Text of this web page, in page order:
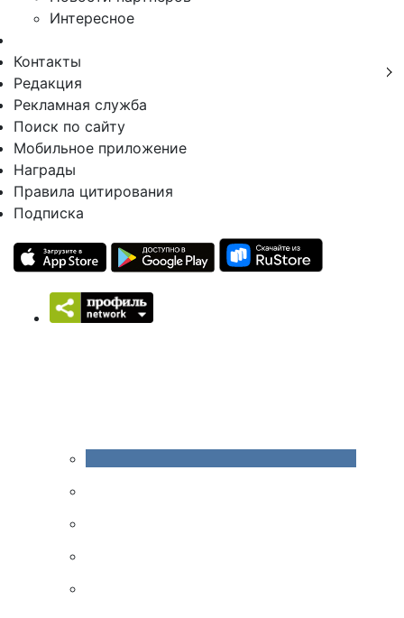
Интересное
Контакты
Редакция
Рекламная служба
Поиск по сайту
Мобильное приложение
Награды
Правила цитирования
Подписка